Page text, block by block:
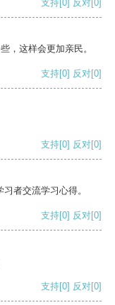
支持[0] 反对[0]
，这样会更加亲民。
支持[0] 反对[0]
支持[0] 反对[0]
者交流学习心得。
支持[0] 反对[0]
支持[0] 反对[0]